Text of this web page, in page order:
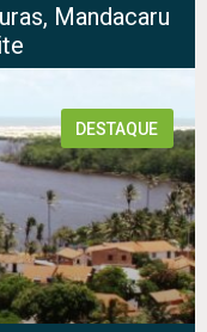
Mandacaru
DESTAQUE